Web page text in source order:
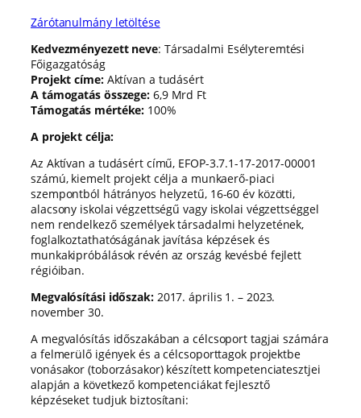
Zárótanulmány letöltése
Kedvezményezett neve: Társadalmi Esélyteremtési
Főigazgatóság
Projekt címe:Aktívan a tudásért
A támogatás összege: 6,9 Mrd Ft
Támogatás mértéke: 100%
A projekt célja:
Az Aktívan a tudásért című, EFOP-3.7.1-17-2017-00001
számú, kiemelt projekt célja a munkaerő-piaci
szempontból hátrányos helyzetű, 16-60 év közötti,
alacsony iskolai végzettségű vagy iskolai végzettséggel
nem rendelkező személyek társadalmi helyzetének,
foglalkoztathatóságának javítása képzések és
munkakipróbálások révén az ország kevésbé fejlett
régióiban.
Megvalósítási időszak:2017. április 1. – 2023.
november 30.
A megvalósítás időszakában a célcsoport tagjai számára
a felmerülő igények és a célcsoporttagok projektbe
vonásakor (toborzásakor) készített kompetenciatesztjei
alapján a következő kompetenciákat fejlesztő
képzéseket tudjuk biztosítani: